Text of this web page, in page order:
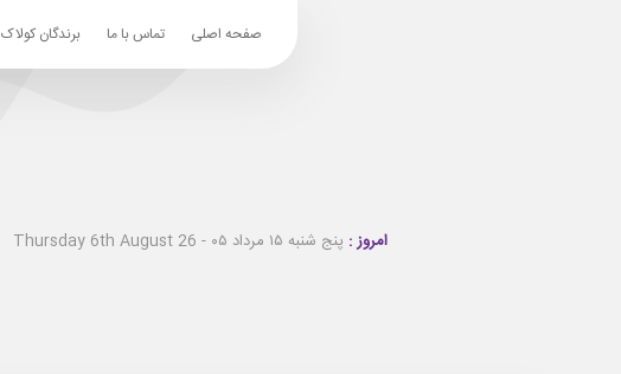
صفحه اصلی تماس با ما برندگان کولاک
امروز : پنج شنبه ۱۵ مرداد ۰۵ - Thursday 6th August 26